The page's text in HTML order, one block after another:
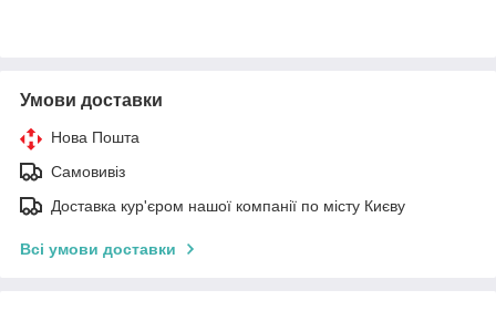
Умови доставки
Нова Пошта
Самовивіз
Доставка кур'єром нашої компанії по місту Києву
Всі умови доставки